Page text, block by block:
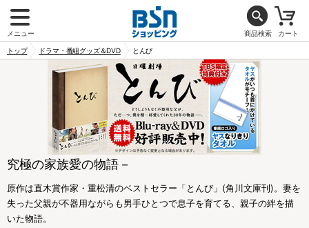
メニュー 商品検索 カート
トップ ドラマ・番組グッズ＆DVD とんび
究極の家族愛の物語－
原作は直木賞作家・重松清のベストセラー「とんび」(角川文庫刊)。妻を
失った父親が不器用ながらも男手ひとつで息子を育てる、親子の絆を描
いた物語。